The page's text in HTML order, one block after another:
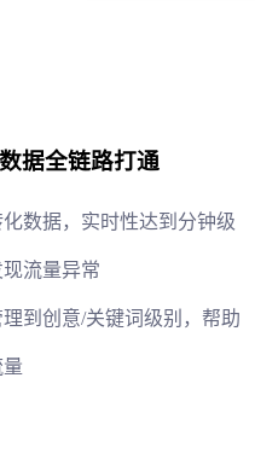
据全链路打通
数据，实时性达到分钟级
流量异常
到创意/关键词级别，帮助